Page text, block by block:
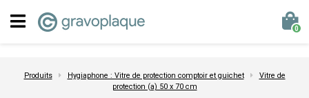
0
Produits Hygiaphone : Vitre de protection comptoir et guichet
Vitre de
protection (a) 50 x 70 cm